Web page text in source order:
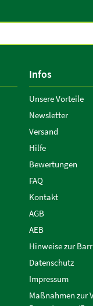
Infos
Unsere Vorteile
Newsletter
Versand
Hilfe
Bewertungen
FAQ
Kontakt
AGB
AEB
Hinweise zur
Datenschutz
Impressum
Maßnahmen zur